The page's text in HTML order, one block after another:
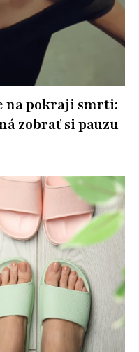
na pokraji smrti:
zobrať si pauzu